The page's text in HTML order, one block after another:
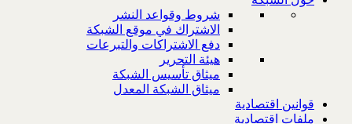
شروط وقواعد النشر
الاشتراك في موقع الشبكة
دفع الاشتراكات والتبرعات
هيئة التحرير
ميثاق تأسيس الشبكة
ميثاق الشبكة المعدل
قوانين اقتصادية
ملفات اقتصادية